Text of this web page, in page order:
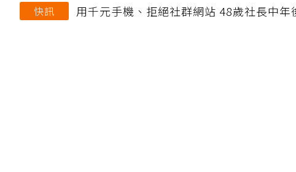
快訊 用千元手機、拒絕社群網站 48歲社長中